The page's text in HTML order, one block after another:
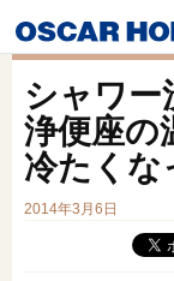
シャワー
浄便座の
冷たくな
2014年3月6日